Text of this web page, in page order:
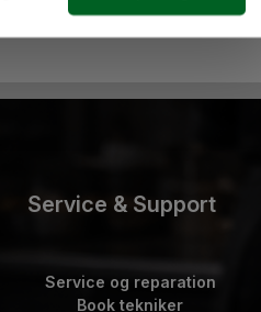
Service & Support
Service og reparation
Book tekniker